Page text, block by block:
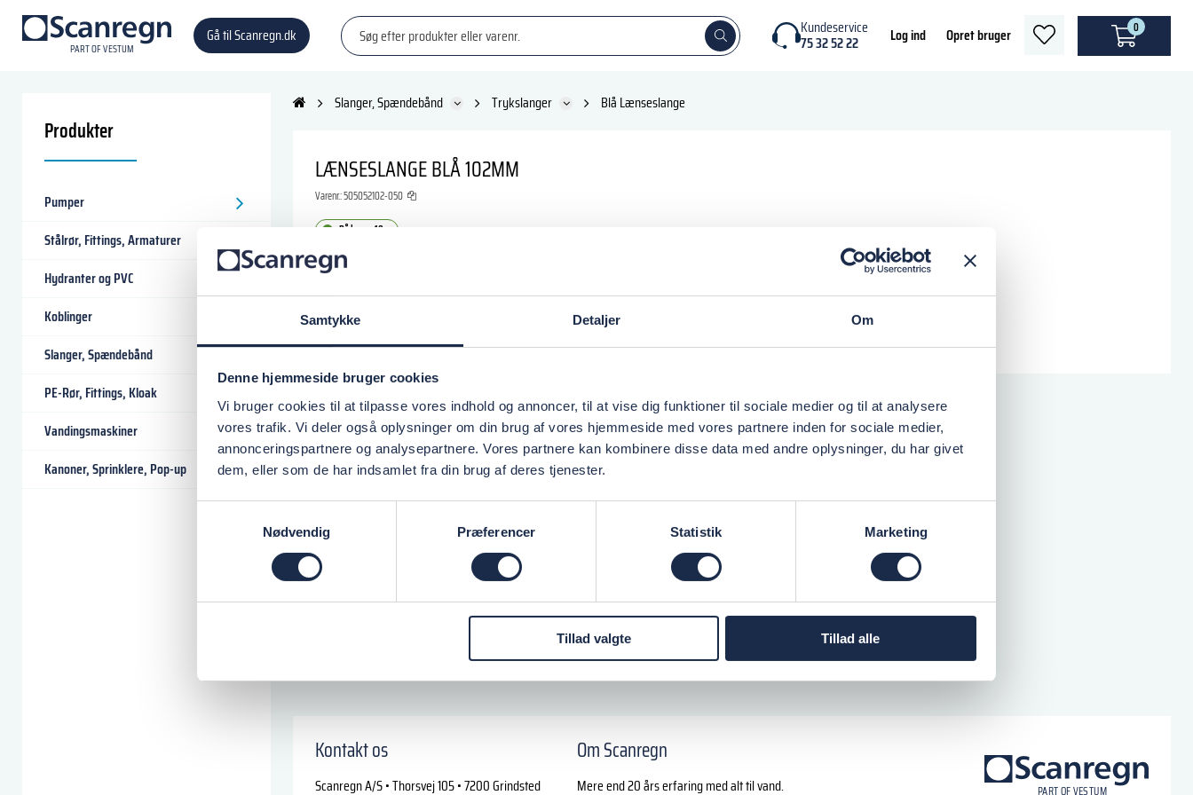
Samtykke Detaljer Om
Denne hjemmeside bruger cookies
Vi bruger cookies til at tilpasse vores indhold og annoncer, til at vise dig funktioner til sociale medier og til at analysere
vores trafik. Vi deler også oplysninger om din brug af vores hjemmeside med vores partnere inden for sociale medier,
annonceringspartnere og analysepartnere. Vores partnere kan kombinere disse data med andre oplysninger, du har givet
dem, eller som de har indsamlet fra din brug af deres tjenester.
Nødvendig
Præferencer Statistik Marketing
Tillad valgte Tillad alle
PARTOF VESTUM
Gå til Scanregn.dk Kundeservice
75 32 52 22 Log ind Opret bruger
heart
0
Produkter
Pumper
Stålrør, Fittings, Armaturer
Hydranter og PVC
Koblinger
Slanger, Spændebånd
PE-Rør, Fittings, Kloak
Vandingsmaskiner
Kanoner, Sprinklere, Pop-up
Slanger, Spændebånd Trykslanger Blå Lænseslange
LÆNSESLANGE BLÅ 102MM
Varenr.:505052102-050
På lager: 10+
192,50 DKK
Kontakt os
Scanregn A/S • Thorsvej 105 • 7200 Grindsted
Om Scanregn
Mere end 20 års erfaring med alt til vand.
PARTOF VESTUM
logo